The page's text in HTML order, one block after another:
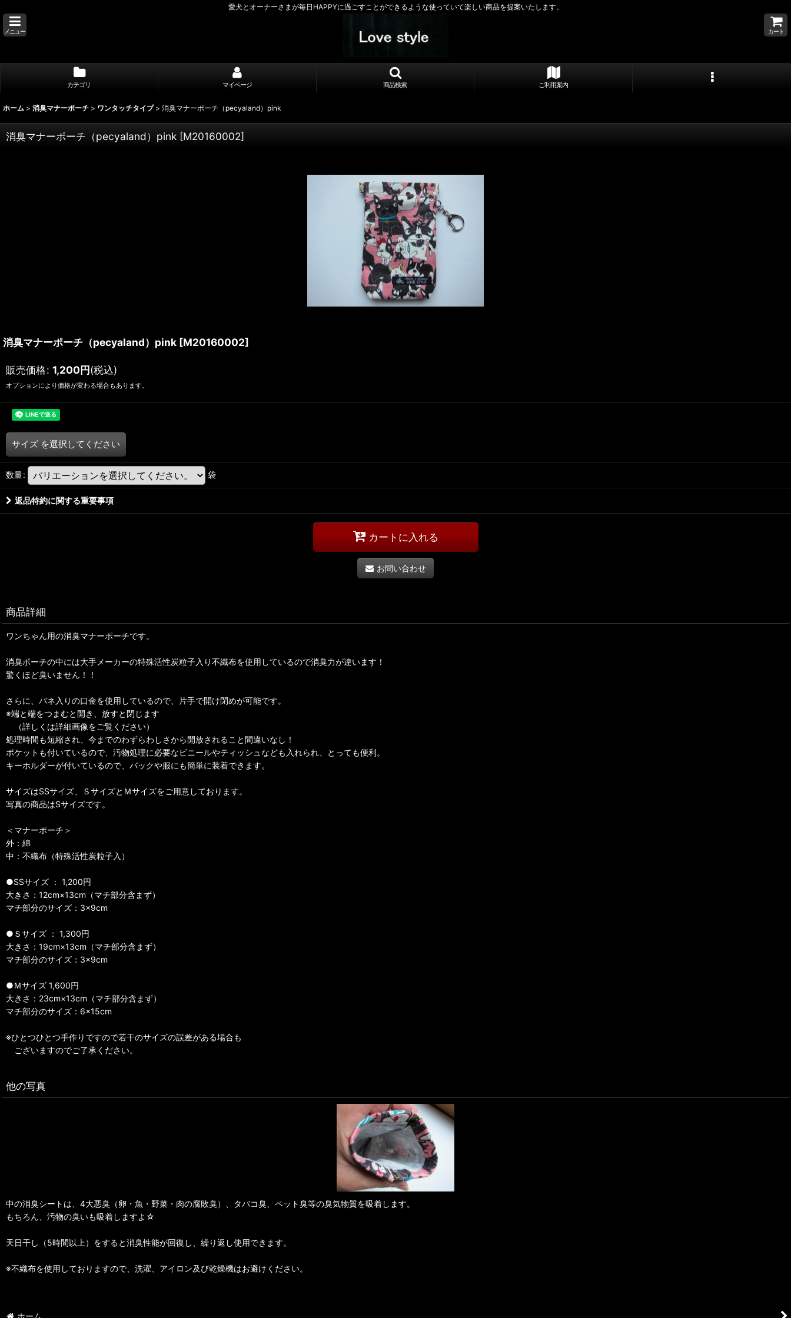
愛犬とオーナーさまが毎日HAPPYに過ごすことができるような使っていて楽しい商品を提案いたします。
メニュー カート
カテゴリ マイページ 商品検索 ご利用案内
ホーム > 消臭マナーポーチ > ワンタッチタイプ > 消臭マナーポーチ（pecyaland）pink
消臭マナーポーチ（pecyaland）pink [M20160002]
消臭マナーポーチ（pecyaland）pink [M20160002]
販売価格: 1,200円(税込)
オプションにより価格が変わる場合もあります。
サイズ を選択してください
数量: 袋
返品特約に関する重要事項
カートに入れる
お問い合わせ
商品詳細
ワンちゃん用の消臭マナーポーチです。
消臭ポーチの中には大手メーカーの特殊活性炭粒子入り不織布を使用しているので消臭力が違います！
驚くほど臭いません！！
さらに、バネ入りの口金を使用しているので、片手で開け閉めが可能です。
※端と端をつまむと開き、放すと閉じます
（詳しくは詳細画像をご覧ください）
処理時間も短縮され、今までのわずらわしさから開放されること間違いなし！
ポケットも付いているので、汚物処理に必要なビニールやティッシュなども入れられ、とっても便利。
キーホルダーが付いているので、バックや服にも簡単に装着できます。
サイズはSSサイズ、ＳサイズとＭサイズをご用意しております。
写真の商品はSサイズです。
＜マナーポーチ＞
外：綿
中：不織布（特殊活性炭粒子入）
●SSサイズ ： 1,200円
大きさ：12cm×13cm（マチ部分含まず）
マチ部分のサイズ：3×9cm
●Ｓサイズ ： 1,300円
大きさ：19cm×13cm（マチ部分含まず）
マチ部分のサイズ：3×9cm
●Ｍサイズ 1,600円
大きさ：23cm×13cm（マチ部分含まず）
マチ部分のサイズ：6×15cm
※ひとつひとつ手作りですので若干のサイズの誤差がある場合も
ございますのでご了承ください。
他の写真
中の消臭シートは、4大悪臭（卵・魚・野菜・肉の腐敗臭）、タバコ臭、ペット臭等の臭気物質を吸着します。
もちろん、汚物の臭いも吸着しますよ☆
天日干し（5時間以上）をすると消臭性能が回復し、繰り返し使用できます。
※不織布を使用しておりますので、洗濯、アイロン及び乾燥機はお避けください。